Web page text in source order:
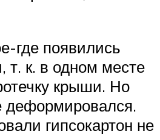
где появились
т. к. в одном месте
крыши. Но
деформировался.
гипсокартон не